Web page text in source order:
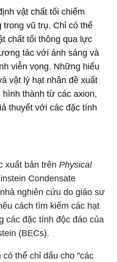
vật chất tối chiếm
vũ trụ. Chỉ có thể
chất tối thông qua lực
tác với ánh sáng và
viễn vọng. Những hiểu
vật lý hạt nhân đề xuất
thành từ các axion,
thuyết với các đặc tính
xuất bản trên Physical
Condensate
nghiên cứu do giáo sư
cách tìm kiếm các hạt
các đặc tính độc đáo của
(BECs).
thể chỉ dấu cho "các